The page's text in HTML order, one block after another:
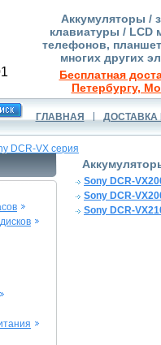
Аккумуляторы /
клавиатуры / LCD
телефонов,
многих других
Бесплатная
Петербургу,
ГЛАВНАЯ ДОСТАВКА
DCR-VX серия
Sony DCR-
Sony DCR-
Sony DCR-